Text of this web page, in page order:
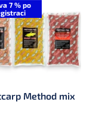
7 % po
Method mix